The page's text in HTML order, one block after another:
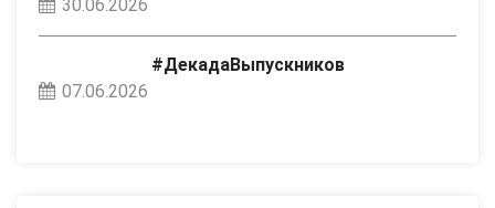
30.06.2026
#ДекадаВыпускников
07.06.2026